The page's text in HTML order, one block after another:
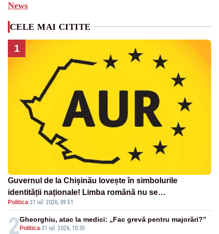
News
CELE MAI CITITE
1
Guvernul de la Chișinău lovește în simbolurile
identității naționale! Limba română nu se
economisește! Limba română se sărbătorește!
Politica·31 iul. 2026, 09:51
2 Politica-31 iul. 2026, 10:35
Gheorghiu, atac la medici: „Fac grevă pentru majorări?”